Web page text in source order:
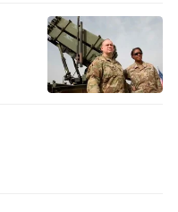
指导高新区重新核
制改革；在全省经
资源集聚的县域，